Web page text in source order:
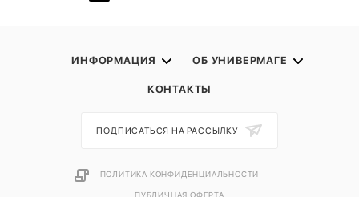
ИНФОРМАЦИЯ ОБ УНИВЕРМАГЕ
КОНТАКТЫ
ПОДПИСАТЬСЯ НА РАССЫЛКУ
ПОЛИТИКА КОНФИДЕНЦИАЛЬНОСТИ
ПУБЛИЧНАЯ ОФЕРТА